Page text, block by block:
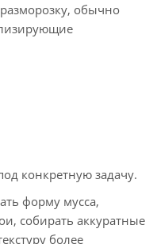
обычно
конкретную задачу.
форму мусса,
собирать аккуратные
более